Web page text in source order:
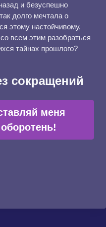
и безуспешно
долго мечтала о
этому настойчивому,
всем этим разобраться
тайнах прошлого?​​​​​​​
сокращений
меня